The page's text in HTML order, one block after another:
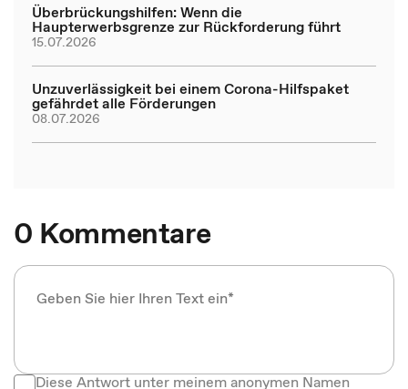
Überbrückungshilfen: Wenn die
Haupterwerbsgrenze zur Rückforderung führt
15.07.2026
Unzuverlässigkeit bei einem Corona-Hilfspaket
gefährdet alle Förderungen
08.07.2026
0 Kommentare
Diese Antwort unter meinem anonymen Namen